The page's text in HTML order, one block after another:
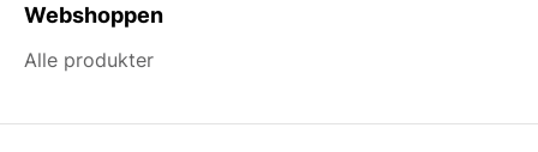
Webshoppen
Alle produkter